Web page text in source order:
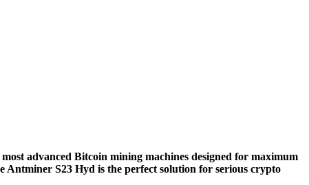
advanced Bitcoin mining machines designed for maximum
S23 Hyd is the perfect solution for serious crypto